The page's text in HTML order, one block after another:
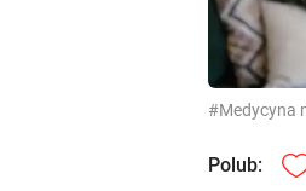
#Medycyna
Polub: